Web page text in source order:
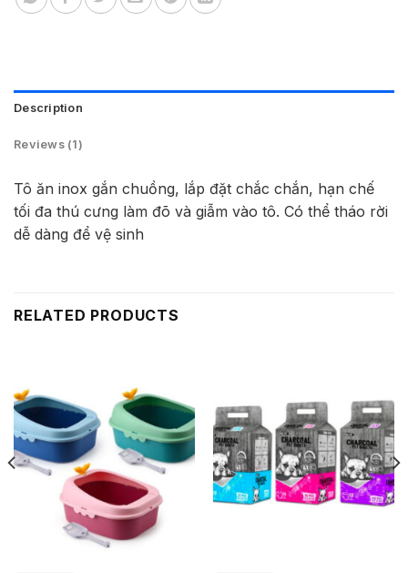
based
on
Description
Reviews (1)
Tô ăn inox gắn chuồng, lắp đặt chắc chắn, hạn chế
tối đa thú cưng làm đõ và giẫm vào tô. Có thể tháo rời
dễ dàng để vệ sinh
RELATED PRODUCTS